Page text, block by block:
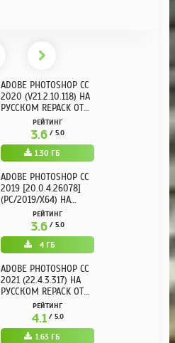
ADOBE PHOTOSHOP CC
2020 (V21.2.10.118) НА
РУССКОМ REPACK ОТ
KPOJIUKРЕЙТИНГ
3.6/ 5.0
1.30 ГБ
ADOBE PHOTOSHOP CC
2019 [20.0.4.26078]
(PC/2019/X64) НА
РУССКОМРЕЙТИНГ
3.6/ 5.0
4 ГБ
ADOBE PHOTOSHOP CC
2021 (22.4.3.317) НА
РУССКОМ REPACK ОТ
KPOJIUKРЕЙТИНГ
4.1 / 5.0
1.63 ГБ